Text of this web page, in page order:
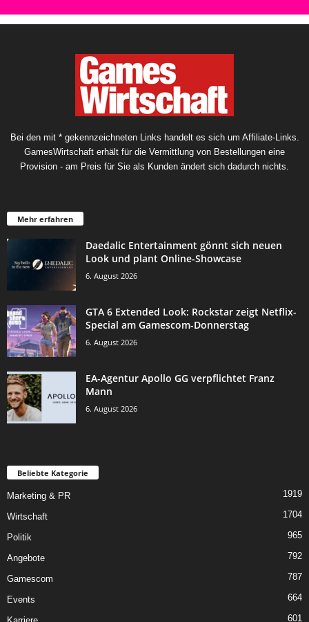
Bei den mit * gekennzeichneten Links handelt es sich um Affiliate-Links.
GamesWirtschaft erhält für die Vermittlung von Bestellungen eine
Provision - am Preis für Sie als Kunden ändert sich dadurch nichts.
Mehr erfahren
Daedalic Entertainment gönnt sich neuen
Look und plant Online-Showcase
6. August 2026
GTA 6 Extended Look: Rockstar zeigt Netflix-
Special am Gamescom-Donnerstag
6. August 2026
EA-Agentur Apollo GG verpflichtet Franz
Mann
6. August 2026
Beliebte Kategorie
Marketing & PR 1919
Wirtschaft 1704
Politik 965
Angebote 792
Gamescom 787
Events 664
601